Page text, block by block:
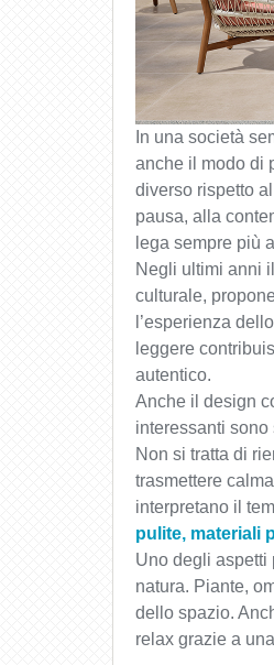
In una società
anche il modo di
diverso rispetto
pausa, alla
lega sempre più
Negli ultimi anni
culturale,
l’esperienza
leggere
autentico.
Anche il design
interessanti
Non si tratta di
trasmettere
interpretano il
pulite, materiali
Uno degli aspetti
natura. Piante,
dello spazio.
relax grazie a